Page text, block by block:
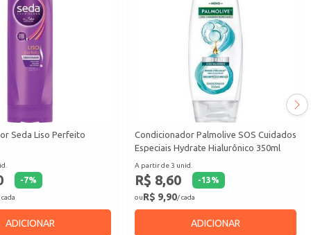
Seda Liso Perfeito
-7%
ADICIONAR
Condicionador Palmolive SOS Cuidados
Especiais Hydrate Hialurônico 350ml
A partir de 3 unid.
R$ 8,60 -13%
ouR$ 9,90/ cada
ADICIONAR